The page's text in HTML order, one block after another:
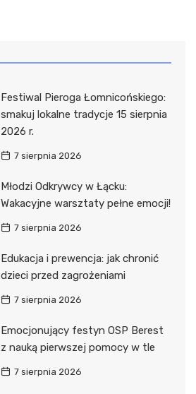
Festiwal Pieroga Łomnicońskiego:
smakuj lokalne tradycje 15 sierpnia
2026 r.
7 sierpnia 2026
Młodzi Odkrywcy w Łącku:
Wakacyjne warsztaty pełne emocji!
7 sierpnia 2026
Edukacja i prewencja: jak chronić
dzieci przed zagrożeniami
7 sierpnia 2026
Emocjonujący festyn OSP Berest
z nauką pierwszej pomocy w tle
7 sierpnia 2026